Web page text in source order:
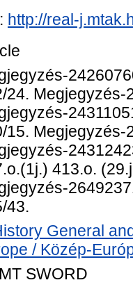
http://real-
24. Megjegyzés-
15. Megjegyzés-
413.o.
43.
General
/ Közép-
SWORD